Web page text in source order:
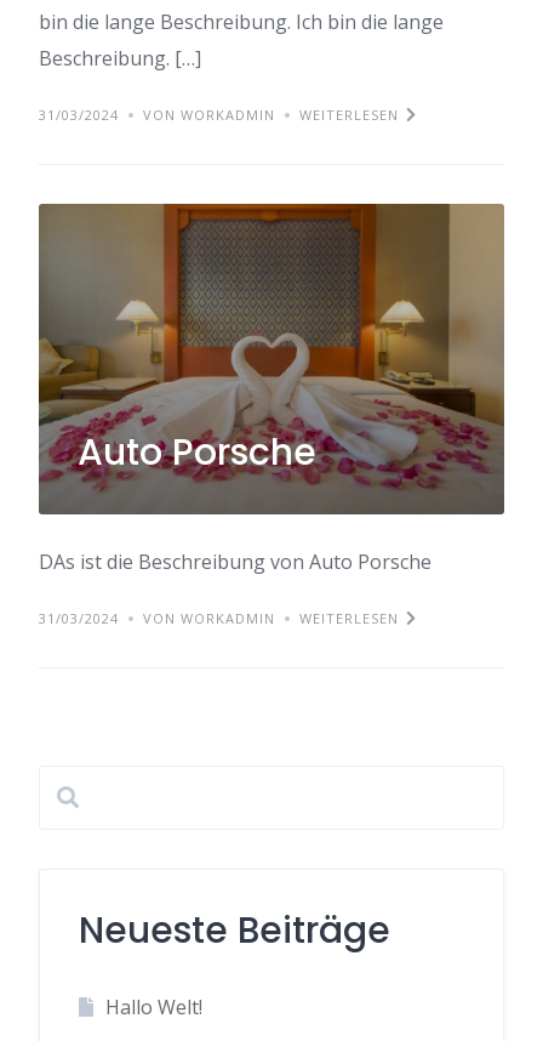
bin die lange Beschreibung. Ich bin die lange
Beschreibung. […]
31/03/2024 VON WORKADMIN WEITERLESEN
Auto Porsche
DAs ist die Beschreibung von Auto Porsche
31/03/2024 VON WORKADMIN WEITERLESEN
Neueste Beiträge
Hallo Welt!